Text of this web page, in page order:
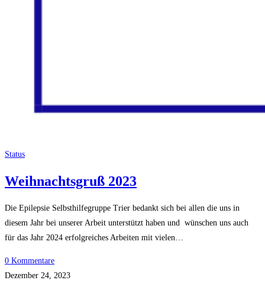
Status
Weihnachtsgruß 2023
Die Epilepsie Selbsthilfegruppe Trier bedankt sich bei allen die uns in
diesem Jahr bei unserer Arbeit unterstützt haben und wünschen uns auch
für das Jahr 2024 erfolgreiches Arbeiten mit vielen…
0 Kommentare
Dezember 24, 2023